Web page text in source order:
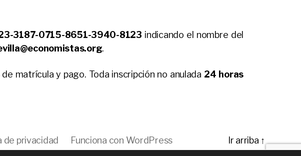
3187-0715-8651-3940-8123 indicando el nombre del
.
matrícula y pago. Toda inscripción no anulada 24 horas
de privacidad Funciona con WordPress Ir arriba ↑